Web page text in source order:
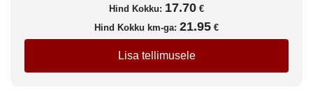
Hind Kokku: 17.70 €
Hind Kokku km-ga: 21.95 €
Lisa tellimusele